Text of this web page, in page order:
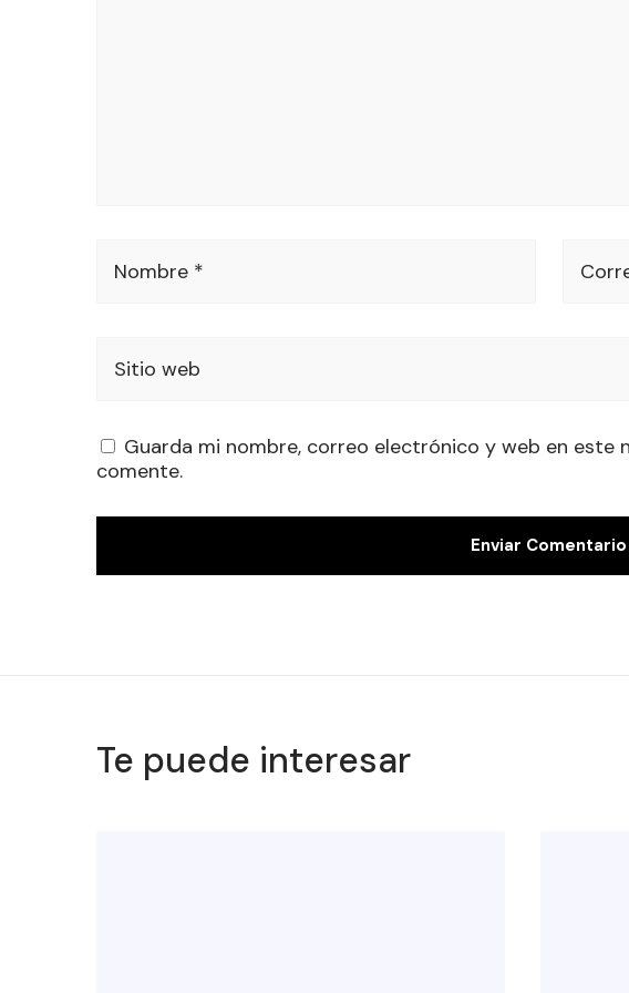
Nombre *
Sitio web
Guarda mi nombre, correo electrónico y web en este
comente.
Te puede interesar